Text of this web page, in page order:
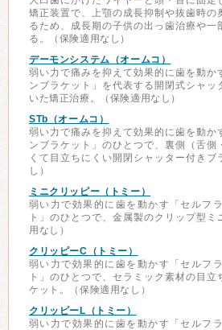
矯正装置で、上顎の成長抑制や抜歯時の
るため、成長期の子供の出っ歯治療や一
る。（保険適用なし）
デーモンシステム（オームコ）
弱い力で痛みを抑えて効果的に歯を動か
ンブラケット」を代表する開閉式シャッ
いた矯正治療。（保険適用なし）
STb（オームコ）
弱い力で痛みを抑えて効果的に歯を動か
ンブラケット」のひとつで、裏側（舌側
くて目立ちにくい開閉シャッター付きブ
し）
ミニクリッピー（トミー）
弱い力で効果的に歯を動かす「セルフ
ト」のひとつで、金属製のクリップ型ミ
用なし）
クリッピーC（トミー）
弱い力で効果的に歯を動かす「セルフ
ト」のひとつで、セラミック素材の目立
ケット。（保険適用なし）
クリッピーL（トミー）
弱い力で効果的に歯を動かす「セルフ